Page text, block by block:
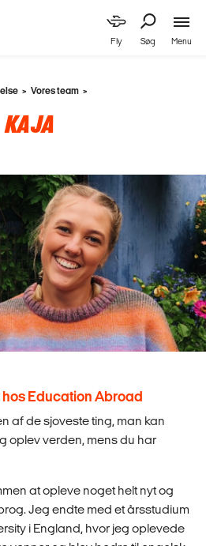
Fly Søg Menu
Vores team
KAJA
Education Abroad
af de sjoveste ting, man kan
oplev verden, mens du har
at opleve noget helt nyt og
Jeg endte med et årsstudium
i England, hvor jeg oplevede